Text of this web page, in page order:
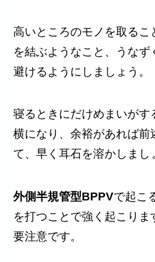
高いところのモノを取るこ
を結ぶようなこと、うなず
避けるようにしましょう。
寝るときにだけめまいがす
横になり、余裕があれば前
て、早く耳石を溶かしまし
外側半規管型BPPVで起こ
を打つことで強く起こりま
要注意です。